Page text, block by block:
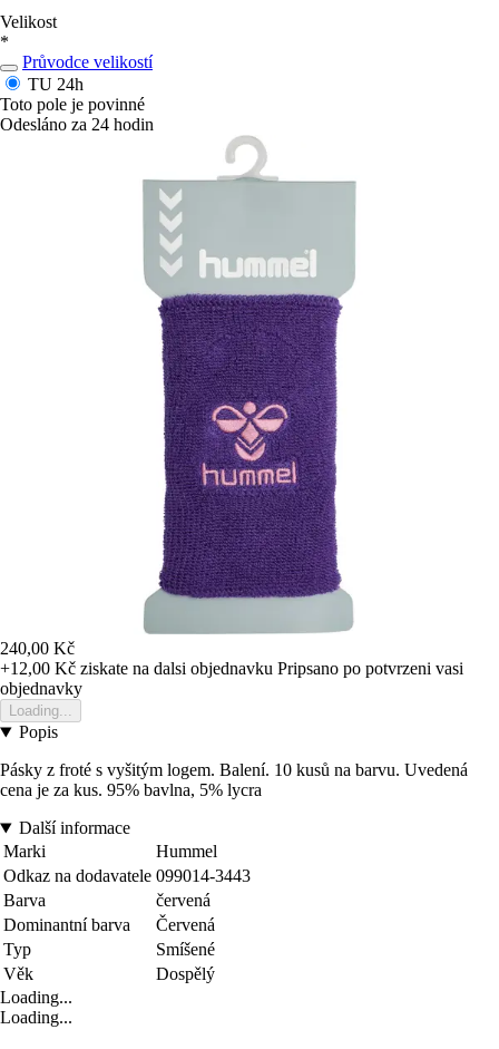
Velikost
*
Průvodce velikostí
TU 24h
Toto pole je povinné
Odesláno za 24 hodin
240,00 Kč
+12,00 Kč ziskate na dalsi objednavku Pripsano po potvrzeni vasi
objednavky
Loading...
Popis
Pásky z froté s vyšitým logem. Balení. 10 kusů na barvu. Uvedená
cena je za kus. 95% bavlna, 5% lycra
Další informace
Marki
Hummel
Odkaz na dodavatele 099014-3443
Barva
červená
Dominantní barva
Červená
Typ
Smíšené
Věk
Dospělý
Loading...
Loading...